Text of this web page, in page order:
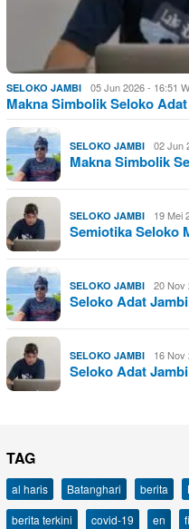
SELOKO JAMBI 05 Jun 2026 - 16:51
Makna Simbolik Seloko
SELOKO JAMBI 02 Jun
Makna Simbolik
SELOKO JAMBI 19 Mei
Semiotika Seloko
SELOKO JAMBI 20 Nov
Seloko Adat
SELOKO JAMBI 16 Nov
Seloko Adat
TAG
al haris Batanghari berita
berita terkini
covid-19 en